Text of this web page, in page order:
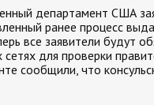
департамент США
ранее процесс
все заявители будут
сетях для проверки
сообщили, что